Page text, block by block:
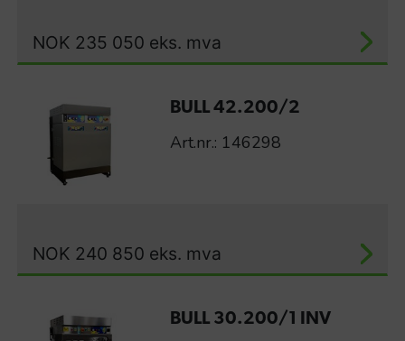
NOK 235 050 eks. mva
BULL 42.200/2
Art.nr.: 146298
NOK 240 850 eks. mva
BULL 30.200/1 INV